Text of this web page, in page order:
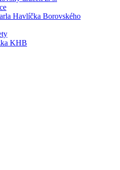
Havlíčka Borovského
KHB